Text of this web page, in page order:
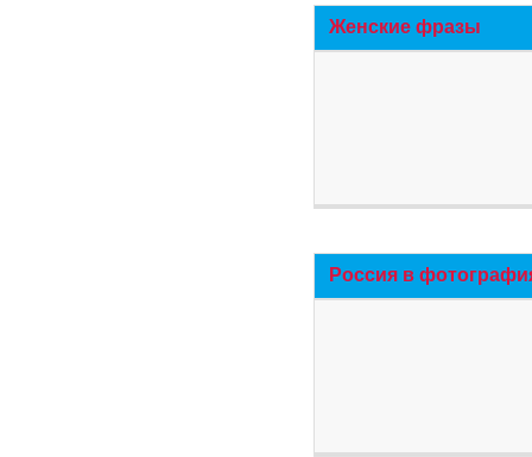
Женские фразы
Россия в